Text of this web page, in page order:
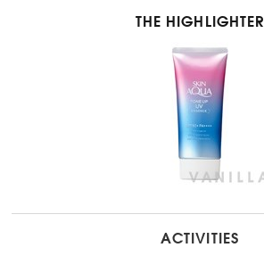
THE HIGHLIGHTER
ACTIVITIES